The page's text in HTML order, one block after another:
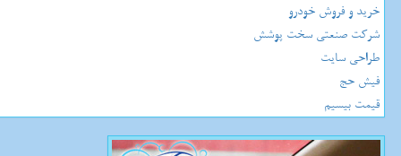
خرید و فروش خودرو
شرکت صنعتی سخت پوشش
طراحی سایت
فیش حج
قیمت بیسیم